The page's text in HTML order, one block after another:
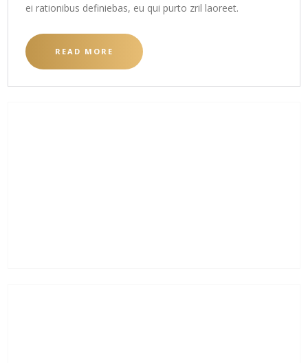
ei rationibus definiebas, eu qui purto zril laoreet.
READ MORE